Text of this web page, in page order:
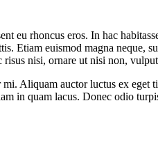
eu rhoncus eros. In hac
Etiam euismod magna neque,
nisi, ornare ut nisi non,
Aliquam auctor luctus ex
in quam lacus. Donec odio